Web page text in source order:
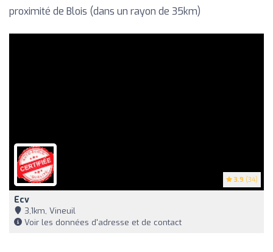
proximité de Blois (dans un rayon de 35km)
3.9 (34)
Ecv
3,1km, Vineuil
Voir les données d'adresse et de contact